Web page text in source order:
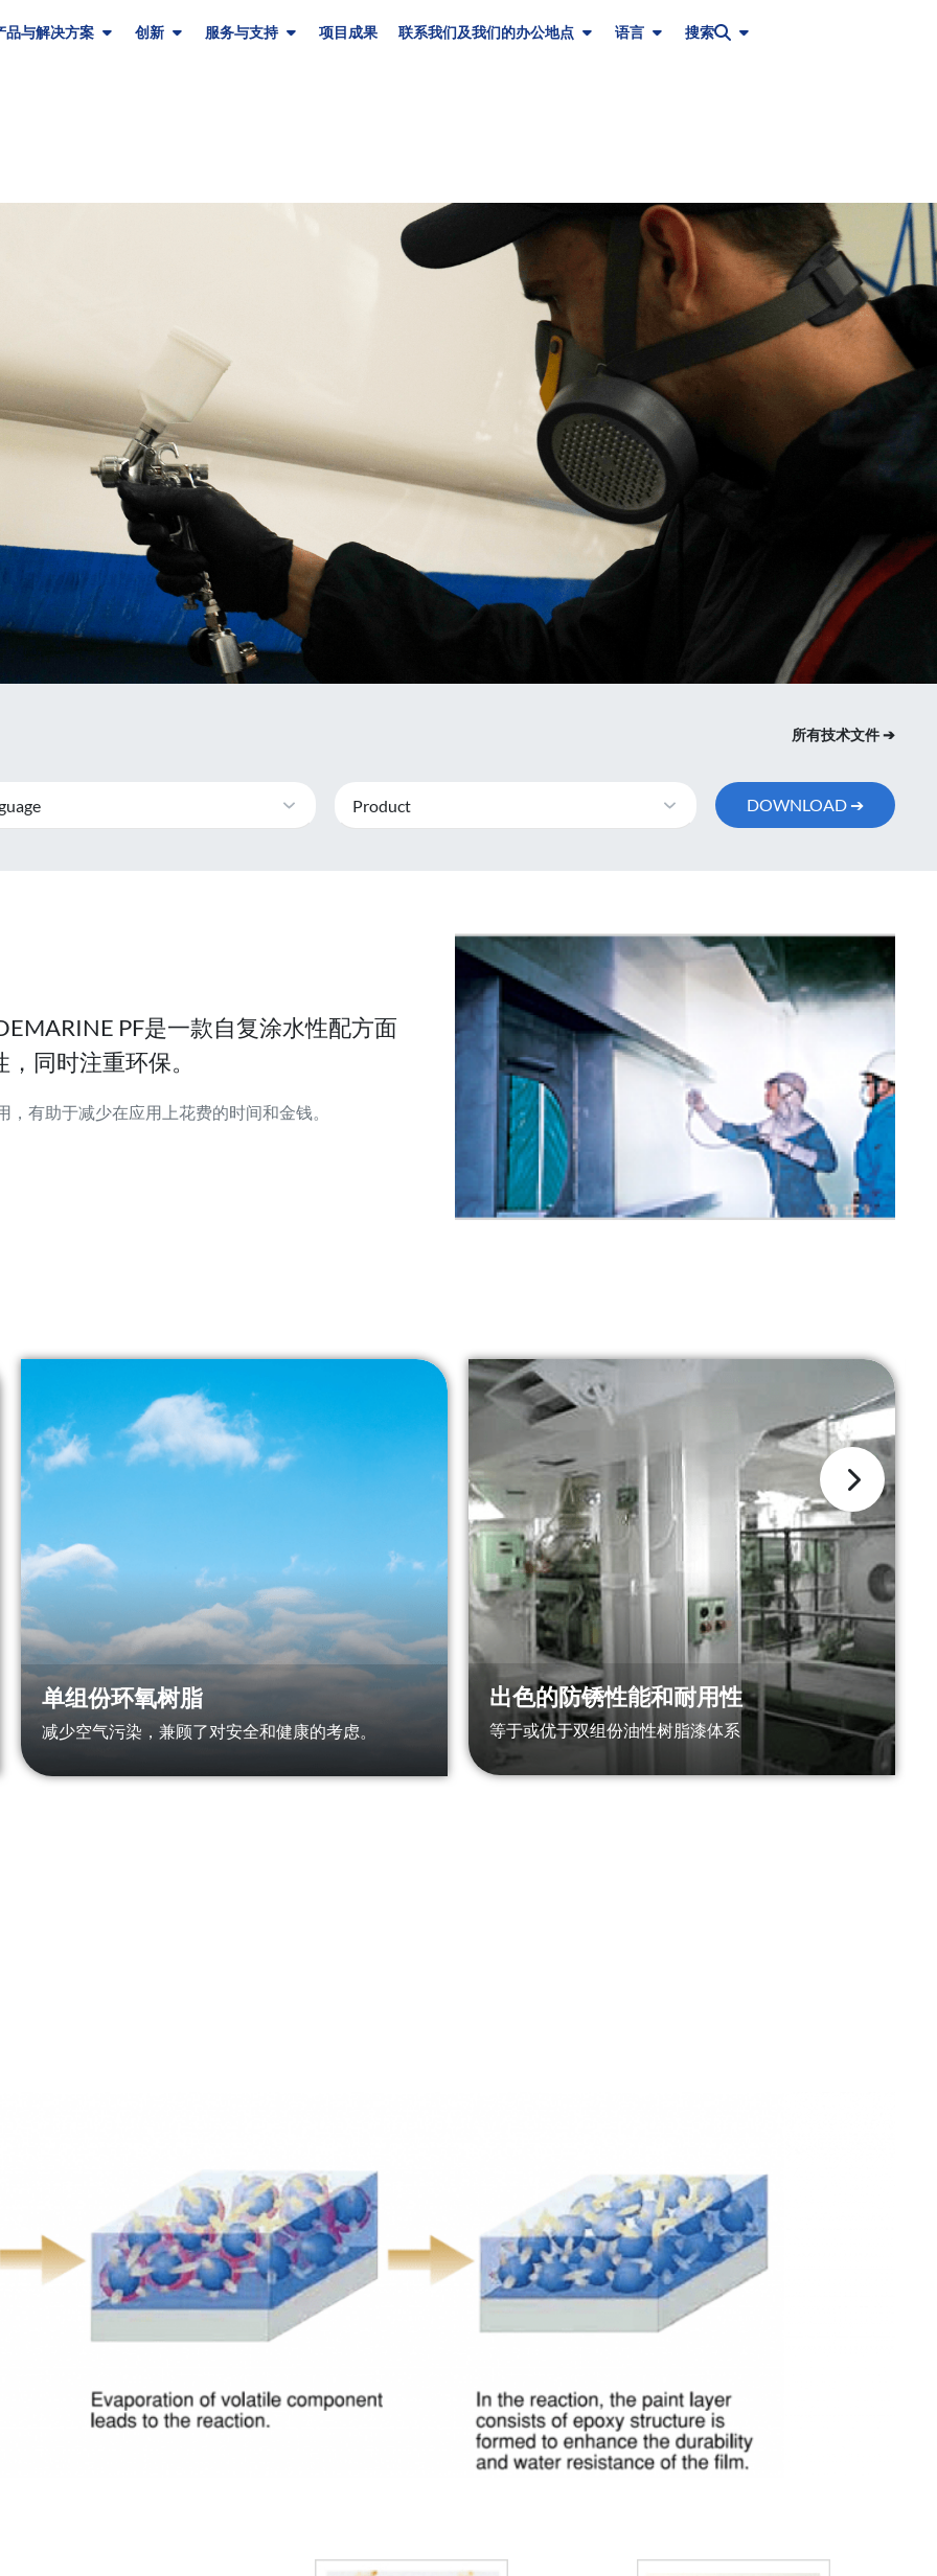
品与解决方案 创新 服务与支持 项目成果 联系我们及我们的办公地点 语言 搜索
所有技术文件 ➔
Product DOWNLOAD ➔
PF是一款自复涂水性配方面
同时注重环保。
有助于减少在应用上花费的时间和金钱。
单组份环氧树脂
减少空气污染，兼顾了对安全和健康的考虑。
出色的防锈性能和耐用性
等于或优于双组份油性树脂漆体系